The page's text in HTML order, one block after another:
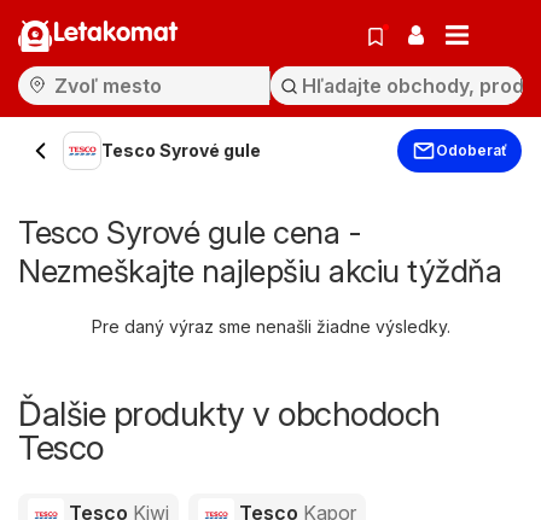
Letakomat
Tesco Syrové gule Odoberať
Tesco Syrové gule cena -
Nezmeškajte najlepšiu akciu týždňa
Pre daný výraz sme nenašli žiadne výsledky.
Ďalšie produkty v obchodoch
Tesco
Tesco Kiwi Tesco Kapor